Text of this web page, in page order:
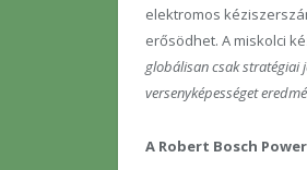
elektromos
erősödhet. A miskolci
globálisan csak stratégiai
versenyképességet
A Robert Bosch